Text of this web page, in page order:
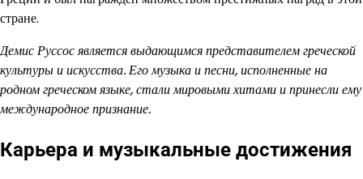
стране.
Демис Руссос является выдающимся представителем греческой
культуры и искусства. Его музыка и песни, исполненные на
родном греческом языке, стали мировыми хитами и принесли ему
международное признание.
Карьера и музыкальные достижения